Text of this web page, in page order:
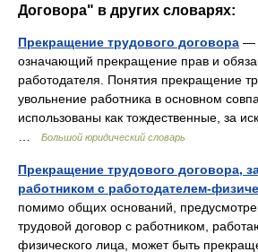
Договора" в других словарях:
Прекращение трудового договора —
означающий прекращение прав и
работодателя. Понятия прекращение
увольнение работника в основном
использованы как тождественные, за
Большой юридический словарь
Прекращение трудового договора,
работником с работодателем-
помимо общих оснований,
трудовой договор с работником,
физического лица, может быть